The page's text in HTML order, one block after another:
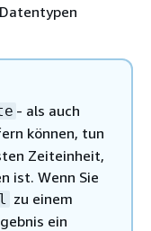
- als auch
können, tun
Zeiteinheit,
ist. Wenn Sie
zu einem
ein